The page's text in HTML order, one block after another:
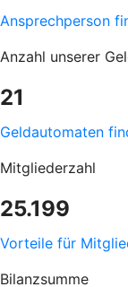
Ansprechperson
Anzahl unserer
21
Geldautomaten
Mitgliederzahl
25.199
Vorteile für
Bilanzsumme